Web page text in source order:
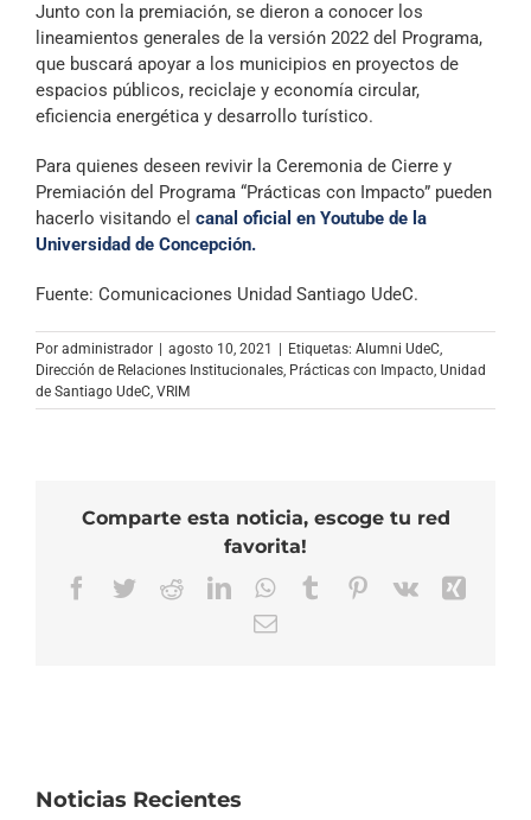
Junto con la premiación, se dieron a conocer los
lineamientos generales de la versión 2022 del Programa,
que buscará apoyar a los municipios en proyectos de
espacios públicos, reciclaje y economía circular,
eficiencia energética y desarrollo turístico.
Para quienes deseen revivir la Ceremonia de Cierre y
Premiación del Programa “Prácticas con Impacto” pueden
hacerlo visitando el canal oficial en Youtube de la
Universidad de Concepción.
Fuente: Comunicaciones Unidad Santiago UdeC.
Por administrador agosto 10, 2021 Etiquetas: Alumni UdeC,
Dirección de Relaciones Institucionales, Prácticas con Impacto, Unidad
de Santiago UdeC, VRIM
Comparte esta noticia, escoge tu red
favorita!
Facebook
TwitterRedditLinkedInWhatsApp
TumblrPinterest
Vk
Correo
Noticias Recientes